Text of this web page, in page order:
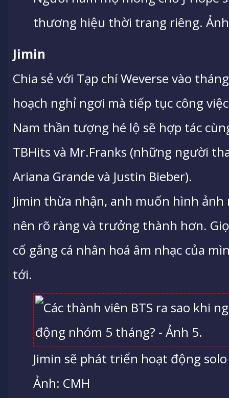
thương hiệu thời trang riêng.
Jimin
Chia sẻ với Tạp chí Weverse vào
hoạch nghỉ ngơi mà tiếp tục công
Nam thần tượng hé lộ sẽ hợp tác
TBHits và Mr.Franks (những người
Ariana Grande và Justin Bieber).
Jimin thừa nhận, anh muốn hình
nên rõ ràng và trưởng thành hơn.
cố gắng cá nhân hoá âm nhạc của
tới.
Jimin sẽ phát triển hoạt động
Ảnh: CMH